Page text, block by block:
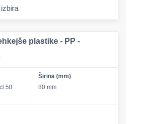
plastike - PP -
50
Širina (mm)
80 mm